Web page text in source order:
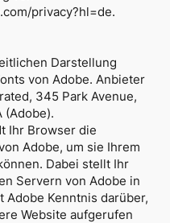
privacy?hl=de.
Darstellung
von Adobe. Anbieter
345 Park Avenue,
(Adobe).
Ihr Browser die
Adobe, um sie Ihrem
Dabei stellt Ihr
Servern von Adobe in
Adobe Kenntnis darüber,
Website aufgerufen